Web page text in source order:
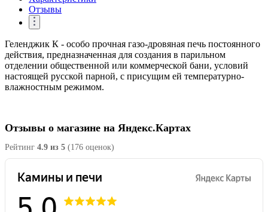
Отзывы
Геленджик К - особо прочная газо-дровяная печь постоянного
действия, предназначенная для создания в парильном
отделении общественной или коммерческой бани, условий
настоящей русской парной, с присущим ей температурно-
влажностным режимом.
Отзывы о магазине на Яндекс.Картах
Рейтинг 4.9 из 5 (176 оценок)